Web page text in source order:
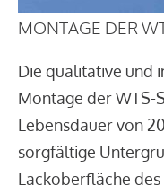
MONTAGE DER
Die qualitative und
Montage der WTS-
Lebensdauer von
sorgfältige
Lackoberfläche